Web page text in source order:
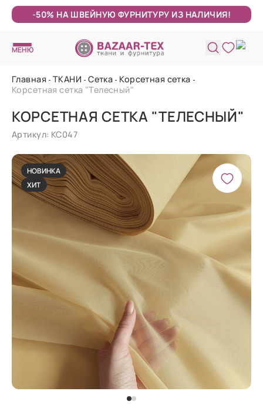
-50% НА ШВЕЙНУЮ ФУРНИТУРУ ИЗ НАЛИЧИЯ!
МЕНЮ
Главная ТКАНИ Сетка
Корсетная сетка
Корсетная сетка "Телесный"
КОРСЕТНАЯ СЕТКА "ТЕЛЕСНЫЙ"
Артикул: КС047
НОВИНКА
ХИТ